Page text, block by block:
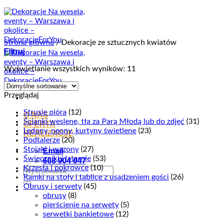
Przewiń
do
zawartości
O NAS
OFERTA
REALIZACJE
Email
668 904 047
Szukaj:
Strona główna /Dekoracje ze sztucznych kwiatów
Filtruj
Wyświetlanie wszystkich wyników: 11
Przeglądaj
Strusie pióra (12)
Ścianki weslene, tła za Parą Młodą lub do zdjęć (31)
Ledony, neony, kurtyny świetlene (23)
Podtalerze (20)
Stojaki i wazony (27)
Świeczniki i latarnie (53)
Krzesła i pokrowce (10)
Ramki na stoły i tablice z usadzeniem gości (26)
Obrusy i serwety (45)
obrusy (8)
pierścienie na serwety (5)
serwetki bankietowe (12)